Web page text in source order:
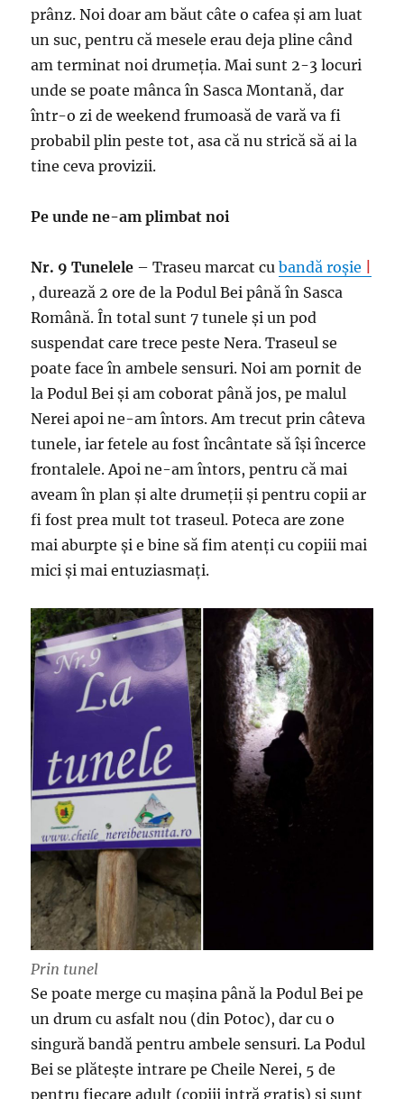
prânz. Noi doar am băut câte o cafea și am luat
un suc, pentru că mesele erau deja pline când
am terminat noi drumeția. Mai sunt 2-3 locuri
unde se poate mânca în Sasca Montană, dar
într-o zi de weekend frumoasă de vară va fi
probabil plin peste tot, asa că nu strică să ai la
tine ceva provizii.
Pe unde ne-am plimbat noi
Nr. 9 Tunelele – Traseu marcat cubandă roșie
, durează 2 ore de la Podul Bei până în Sasca
Română. În total sunt 7 tunele și un pod
suspendat care trece peste Nera. Traseul se
poate face în ambele sensuri. Noi am pornit de
la Podul Bei și am coborat până jos, pe malul
Nerei apoi ne-am întors. Am trecut prin câteva
tunele, iar fetele au fost încântate să își încerce
frontalele. Apoi ne-am întors, pentru că mai
aveam în plan și alte drumeții și pentru copii ar
fi fost prea mult tot traseul. Poteca are zone
mai aburpte și e bine să fim atenți cu copiii mai
mici și mai entuziasmați.
Prin tunel
Se poate merge cu mașina până la Podul Bei pe
un drum cu asfalt nou (din Potoc), dar cu o
singură bandă pentru ambele sensuri. La Podul
Bei se plătește intrare pe Cheile Nerei, 5 de
pentru fiecare adult (copiii intră gratis) și sunt